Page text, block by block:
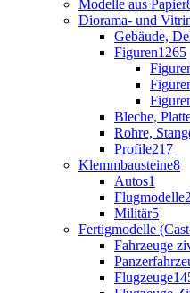
Modelle aus Papier
Diorama- und
Gebäude,
Figuren1265
Bleche,
Rohre,
Profile217
Klemmbausteine8
Autos1
Flugmodelle2
Militär5
Fertigmodelle
Fahrzeuge
Flugzeuge